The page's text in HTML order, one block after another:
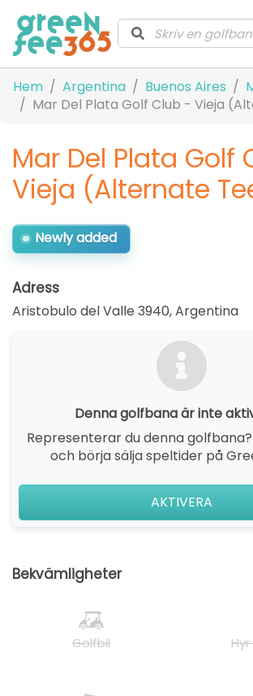
Hem Argentina Buenos Aires
Mar Del Plata Golf Club - Vieja
Mar Del Plata Golf
Vieja (Alternate
Newly added
Adress
Aristobulo del Valle 3940,Argentina
Denna golfbana är inte
Representerar du denna
och börja sälja speltider på
AKTIVERA
Bekvämligheter
Golfbil